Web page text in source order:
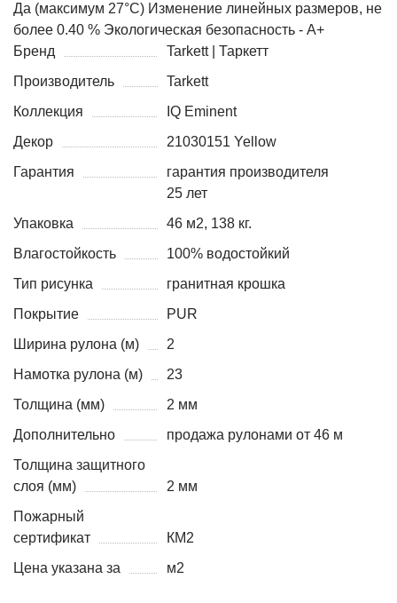
Да (максимум 27°C) Изменение линейных размеров, не
более 0.40 % Экологическая безопасность - А+
Бренд
Tarkett | Таркетт
Производитель
Tarkett
Коллекция
IQ Eminent
Декор
21030151 Yellow
Гарантия
гарантия производителя
25 лет
Упаковка
46 м2, 138 кг.
Влагостойкость
100% водостойкий
Тип рисунка
гранитная крошка
Покрытие
PUR
Ширина рулона (м)
2
Намотка рулона (м)
23
Толщина (мм)
2 мм
Дополнительно
продажа рулонами от 46 м
Толщина защитного
слоя (мм)
2 мм
Пожарный
сертификат
КМ2
Цена указана за
м2